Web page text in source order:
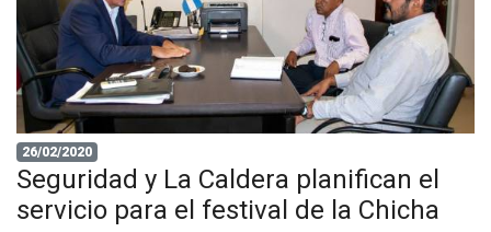
26/02/2020
Seguridad y La Caldera planifican el
servicio para el festival de la Chicha